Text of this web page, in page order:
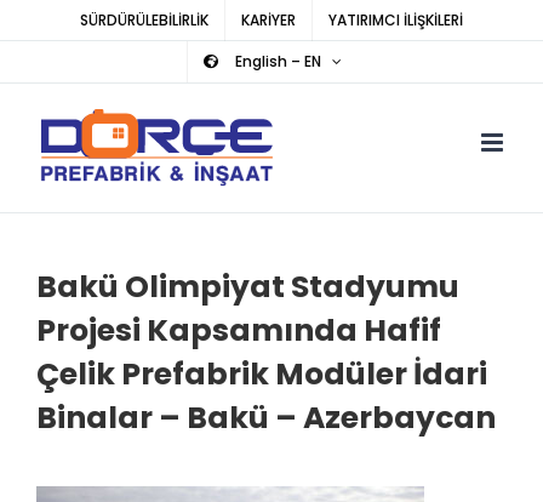
SÜRDÜRÜLEBİLİRLİK KARİYER
YATIRIMCI İLİŞKİLERİ
English – EN
Bakü Olimpiyat Stadyumu
Projesi Kapsamında Hafif
Çelik Prefabrik Modüler İdari
Binalar – Bakü – Azerbaycan